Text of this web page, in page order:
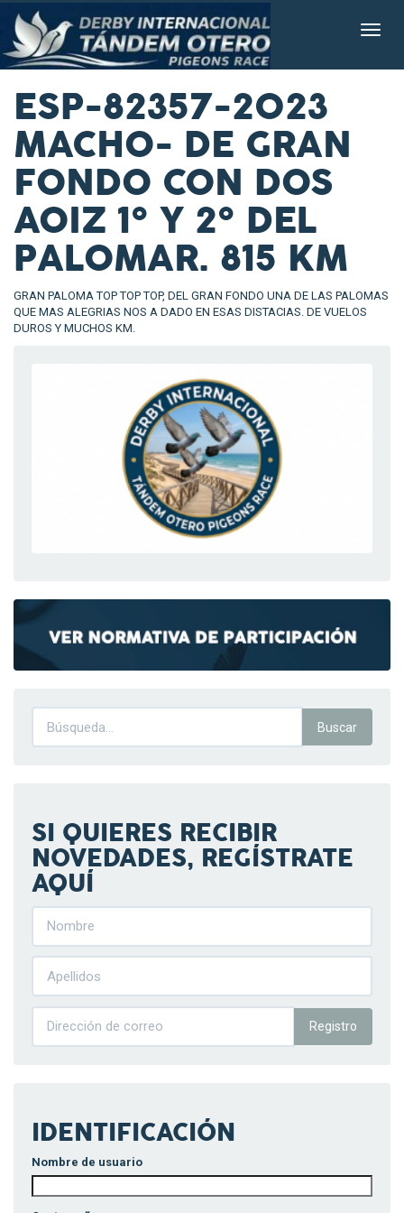
ESP-82357-2023
MACHO- DE GRAN
FONDO CON DOS
AOIZ 1º Y 2º DEL
PALOMAR. 815 KM
GRAN PALOMA TOP TOP TOP, DEL GRAN FONDO UNA DE LAS PALOMAS
QUE MAS ALEGRIAS NOS A DADO EN ESAS DISTACIAS. DE VUELOS
DUROS Y MUCHOS KM.
SI QUIERES RECIBIR
NOVEDADES, REGÍSTRATE
AQUÍ
Registro
IDENTIFICACIÓN
Nombre de usuario